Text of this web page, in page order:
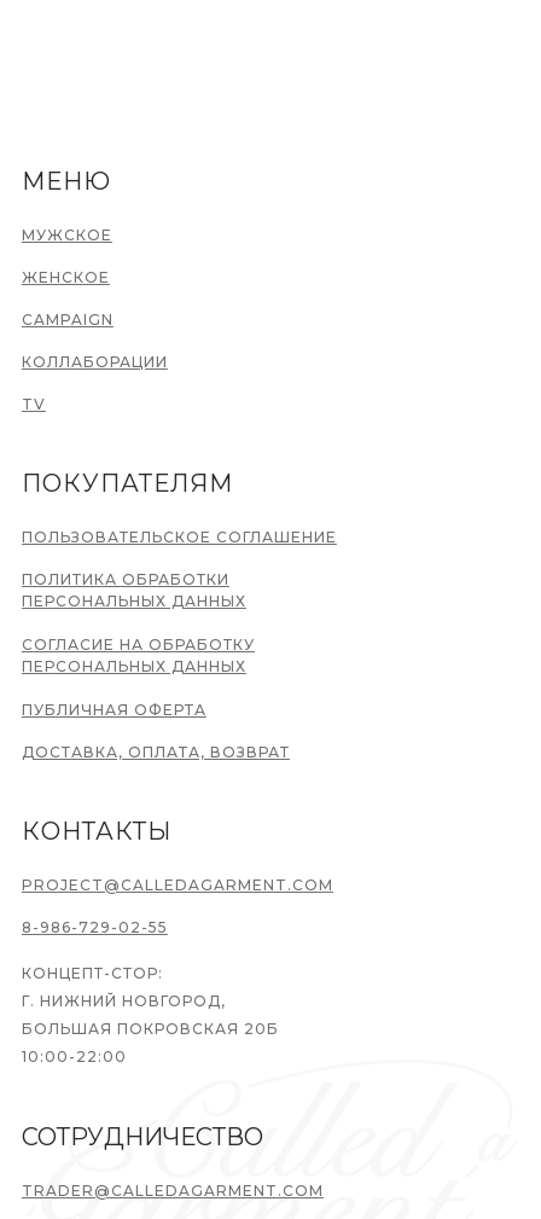
МУЖСКОЕ
ЖЕНСКОЕ
CAMPAIGN
КОЛЛАБОРАЦИИ
ПУБЛИЧНАЯ ОФЕРТА
СОГЛАСИЕ НА ОБРАБОТКУ
ПЕРСОНАЛЬНЫХ ДАННЫХ
ПОЛИТИКА ОБРАБОТКИ
ПЕРСОНАЛЬНЫХ ДАННЫХ
ПОЛЬЗОВАТЕЛЬСКОЕ СОГЛАШЕНИЕ
ДОСТАВКА, ОПЛАТА, ВОЗВРАТ
8-986-729-02-55
PROJECT@CALLEDAGARMENT.COM
МЕНЮ
ПОКУПАТЕЛЯМ
КОНТАКТЫ
TV
СОТРУДНИЧЕСТВО
TRADER@CALLEDAGARMENT.COM
КОНЦЕПТ-СТОР:
Г. НИЖНИЙ НОВГОРОД,
БОЛЬШАЯ ПОКРОВСКАЯ 20Б
10:00-22:00